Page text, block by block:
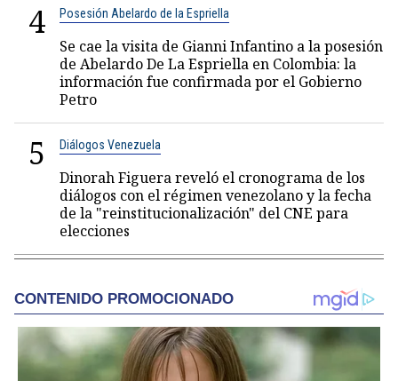
4 Posesión Abelardo de la Espriella
Se cae la visita de Gianni Infantino a la posesión
de Abelardo De La Espriella en Colombia: la
información fue confirmada por el Gobierno
Petro
5 Diálogos Venezuela
Dinorah Figuera reveló el cronograma de los
diálogos con el régimen venezolano y la fecha
de la "reinstitucionalización" del CNE para
elecciones